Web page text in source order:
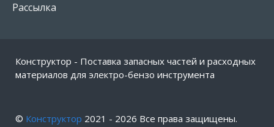
Рассылка
Конструктор - Поставка запасных частей и расходных
материалов для электро-бензо инструмента
© Конструктор 2021 - 2026 Все права защищены.